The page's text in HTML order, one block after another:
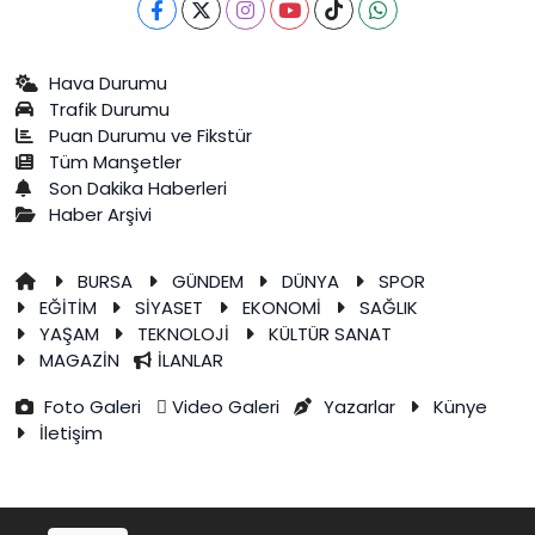
Hava Durumu
Trafik Durumu
Puan Durumu ve Fikstür
Tüm Manşetler
Son Dakika Haberleri
Haber Arşivi
BURSA GÜNDEM DÜNYA
SPOR
EĞİTİM
SİYASET EKONOMİ
SAĞLIK
YAŞAM
TEKNOLOJİ
KÜLTÜR SANAT
MAGAZİN
İLANLAR
Foto Galeri
Video Galeri Yazarlar
Künye
İletişim